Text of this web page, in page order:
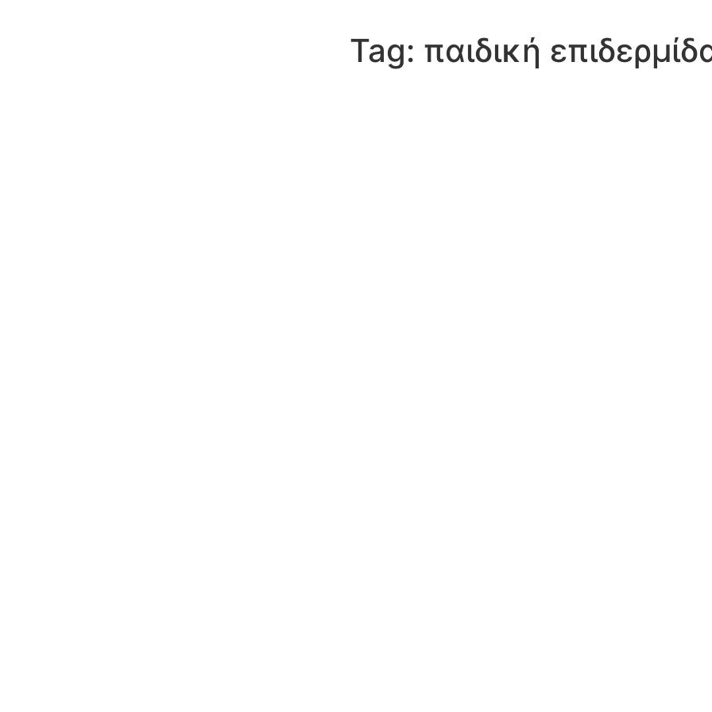
Tag: παιδική